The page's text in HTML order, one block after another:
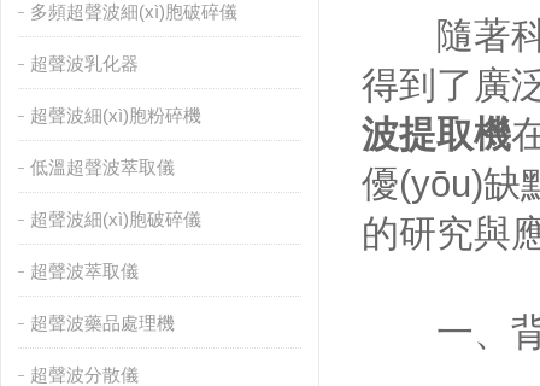
多頻超聲波細(xì)胞破碎儀
超聲波乳化器
超聲波細(xì)胞粉碎機
低溫超聲波萃取儀
超聲波細(xì)胞破碎儀
超聲波萃取儀
超聲波藥品處理機
超聲波分散儀
隨著科技
得到了廣
波提取機
優(yōu)缺
的研究與
一、